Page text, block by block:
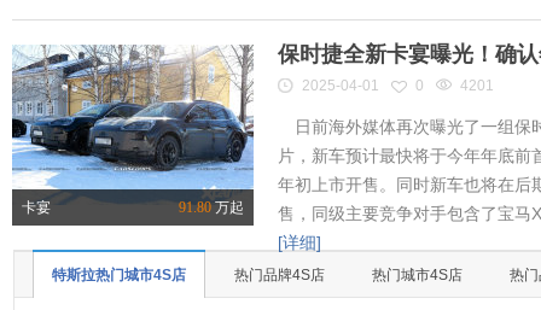
卡宴 91.80万起
保时捷全新卡宴曝光！确
2025-04-01 0 4201
日前海外媒体再次曝光了一组保
片，新车预计最快将于今年年底
年初上市开售。同时新车也将在后
售，同级主要竞争对手包含了宝马
[详细]
特斯拉热门城市4S店 热门品牌4S店 热门城市4S店 热